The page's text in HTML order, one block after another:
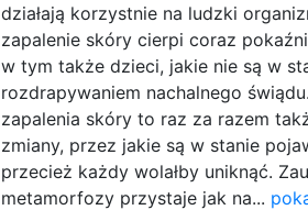
działają korzystnie na ludzki
zapalenie skóry cierpi coraz
w tym także dzieci, jakie nie są w
rozdrapywaniem nachalnego
zapalenia skóry to raz za razem
zmiany, przez jakie są w stanie
przecież każdy wolałby uniknąć.
metamorfozy przystaje jak na...